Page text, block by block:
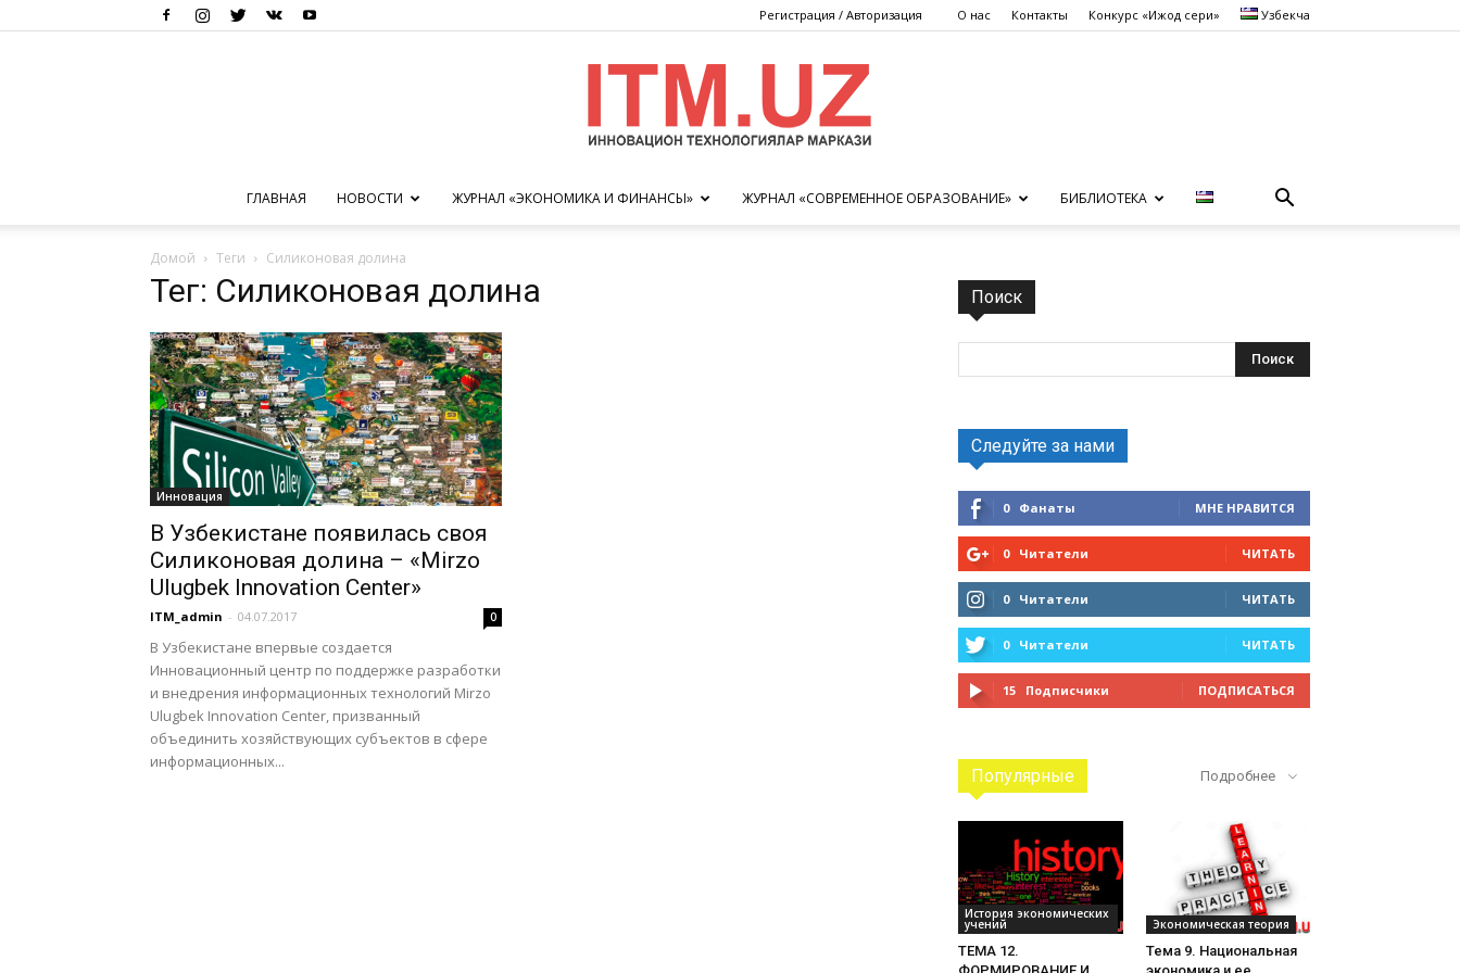
Регистрация / Авторизация О нас Контакты Конкурс «Ижод сеҳри» Узбекча
ГЛАВНАЯ НОВОСТИ ЖУРНАЛ «ЭКОНОМИКА И ФИНАНСЫ» ЖУРНАЛ «СОВРЕМЕННОЕ ОБРАЗОВАНИЕ» БИБЛИОТЕКА
Домой Теги Силиконовая долина
Тег: Силиконовая долина
Инновация
В Узбекистане появилась своя
Силиконовая долина – «Mirzo
Ulugbek Innovation Center»
ITM_admin - 04.07.2017 0
В Узбекистане впервые создается
Инновационный центр по поддержке разработки
и внедрения информационных технологий Mirzo
Ulugbek Innovation Center, призванный
объединить хозяйствующих субъектов в сфере
информационных...
Поиск
Следуйте за нами
0 Фанаты МНЕ НРАВИТСЯ
0 Читатели ЧИТАТЬ
0 Читатели ЧИТАТЬ
0 Читатели ЧИТАТЬ
15 Подписчики ПОДПИСАТЬСЯ
Популярные Подробнее
История экономических
учений
ТЕМА 12.
Экономическая теория
Тема 9. Национальная